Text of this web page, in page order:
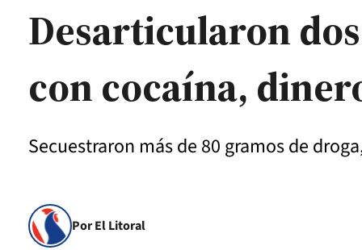
Desarticularon
con cocaína,
Secuestraron más de 80 gramos de
Por El Litoral